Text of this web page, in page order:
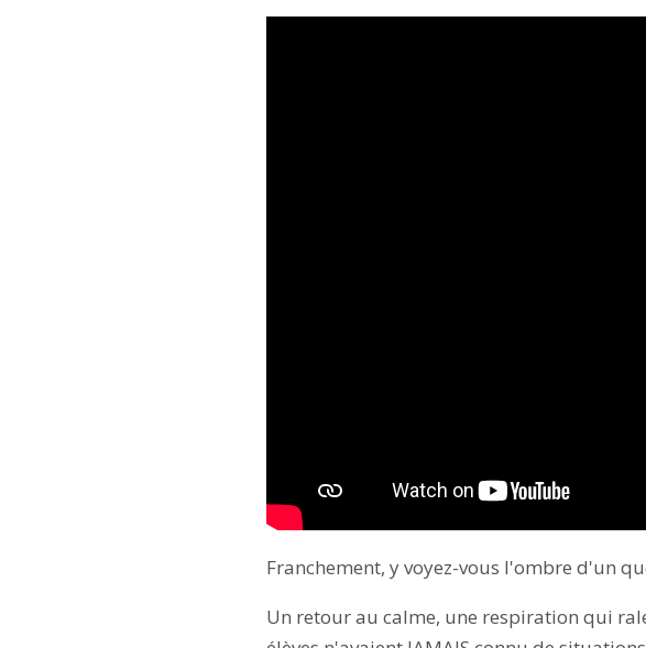
Franchement, y voyez-vous l'ombre d'un
Un retour au calme, une respiration qui